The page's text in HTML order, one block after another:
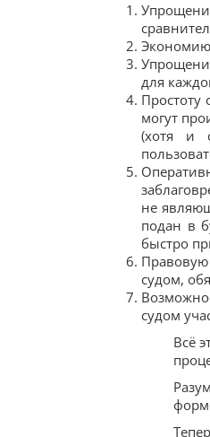
для
Простоту
могут
(хотя и
не
подан в
быстро
судом,
судом
Всё